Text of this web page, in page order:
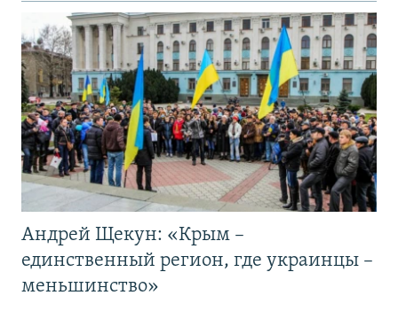
Андрей Щекун: «Крым –
единственный регион, где украинцы –
меньшинство»